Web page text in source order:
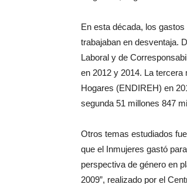
En esta década, los
trabajaban en desventaja.
Laboral y de
en 2012 y 2014. La
Hogares (ENDIREH) en
segunda 51 millones 847
Otros temas estudiados
que el Inmujeres gastó
perspectiva de género en
2009”, realizado por el